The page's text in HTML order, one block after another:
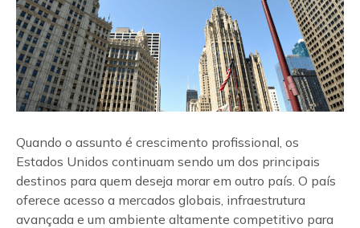
Quando o assunto é crescimento profissional, os
Estados Unidos continuam sendo um dos principais
destinos para quem deseja morar em outro país. O país
oferece acesso a mercados globais, infraestrutura
avançada e um ambiente altamente competitivo para